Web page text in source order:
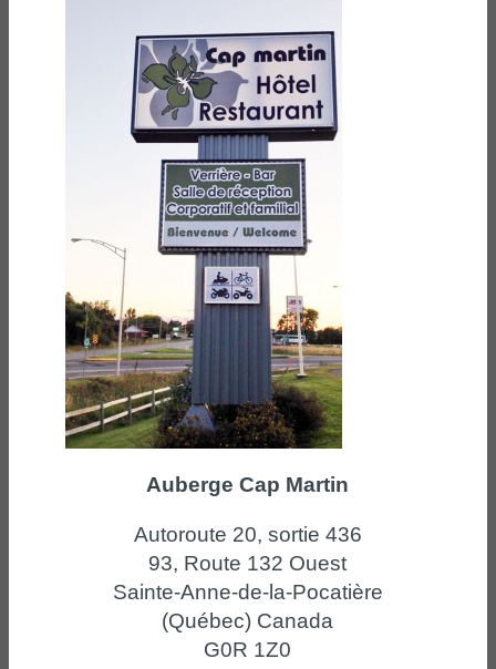
Auberge Cap Martin
Autoroute 20, sortie 436
93, Route 132 Ouest
Sainte-Anne-de-la-Pocatière
(Québec) Canada
G0R 1Z0